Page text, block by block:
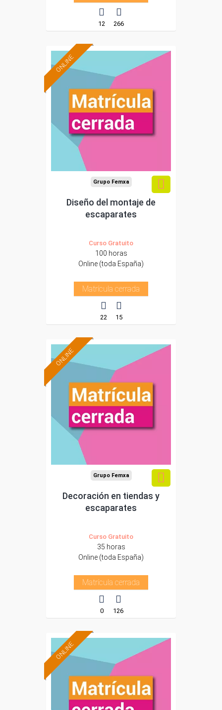
12 266
ONLINE
Grupo Femxa
Diseño del montaje de
escaparates
Curso Gratuito
100 horas
Online (toda España)
Matrícula cerrada
22 15
ONLINE
Grupo Femxa
Decoración en tiendas y
escaparates
Curso Gratuito
35 horas
Online (toda España)
Matrícula cerrada
0 126
ONLINE